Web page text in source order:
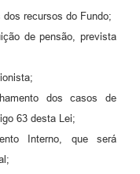
recursos do Fundo;
de pensão, prevista
dos casos de
63 desta Lei;
Interno, que será